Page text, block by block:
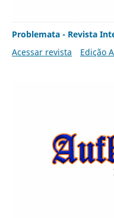
Problemata - Revista
Acessar revista
Edição